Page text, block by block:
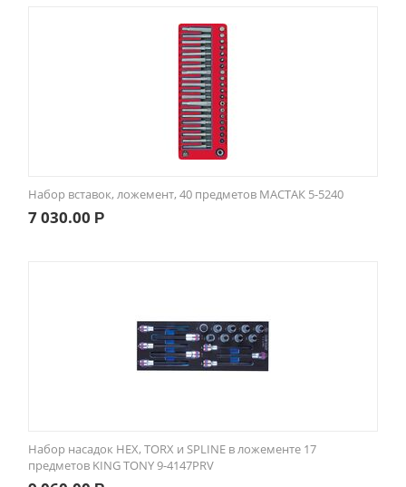
Набор вставок, ложемент, 40 предметов МАСТАК 5-5240
7 030.00 Р
Набор насадок HEX, TORX и SPLINE в ложементе 17
предметов KING TONY 9-4147PRV